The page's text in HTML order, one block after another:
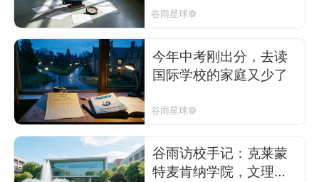
谷雨星球©
今年中考刚出分，去读
国际学校的家庭又少了
谷雨星球©
谷雨访校手记：克莱蒙
特麦肯纳学院，文理学